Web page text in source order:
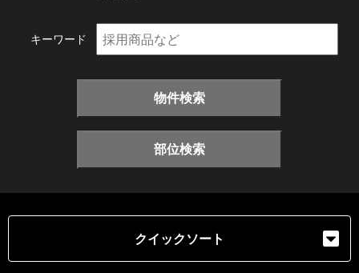
キーワード
物件検索
部位検索
クイックソート